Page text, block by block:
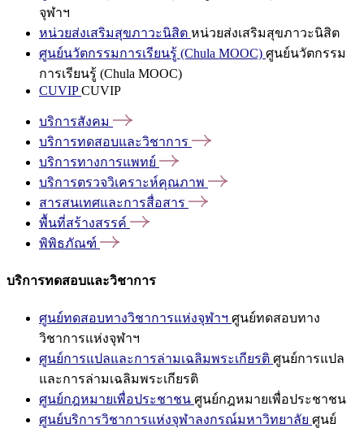
จุฬาฯ
หน่วยส่งเสริมสุขภาวะนิสิต หน่วยส่งเสริมสุขภาวะนิสิต
ศูนย์นวัตกรรมการเรียนรู้ (Chula MOOC) ศูนย์นวัตกรรม
การเรียนรู้ (Chula MOOC)
CUVIPCUVIP
บริการสังคม
บริการทดสอบและวิชาการ
บริการทางการแพทย์
บริการตรวจวิเคราะห์คุณภาพ
สารสนเทศและการสื่อสาร
พื้นที่สร้างสรรค์
พิพิธภัณฑ์
บริการทดสอบและวิชาการ
ศูนย์ทดสอบทางวิชาการแห่งจุฬาฯ ศูนย์ทดสอบทาง
วิชาการแห่งจุฬาฯ
ศูนย์การแปลและการล่ามเฉลิมพระเกียรติ ศูนย์การแปล
และการล่ามเฉลิมพระเกียรติ
ศูนย์กฎหมายเพื่อประชาชน ศูนย์กฎหมายเพื่อประชาชน
ศูนย์บริการวิชาการแห่งจุฬาลงกรณ์มหาวิทยาลัย ศูนย์